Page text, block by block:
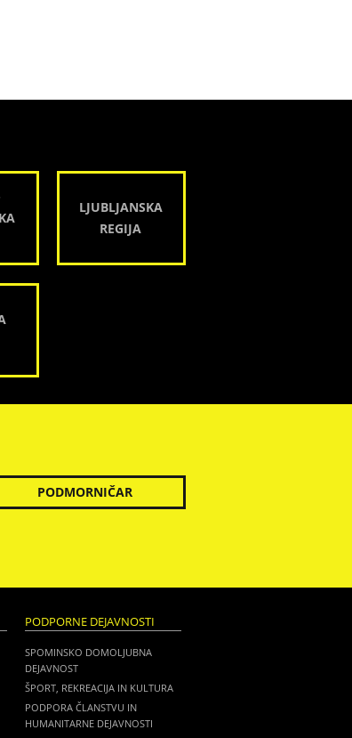
LJUBLJANSKA
REGIJA
PODMORNIČAR
PODPORNE DEJAVNOSTI
SPOMINSKO DOMOLJUBNA
DEJAVNOST
ŠPORT, REKREACIJA IN KULTURA
PODPORA ČLANSTVU IN
HUMANITARNE DEJAVNOSTI